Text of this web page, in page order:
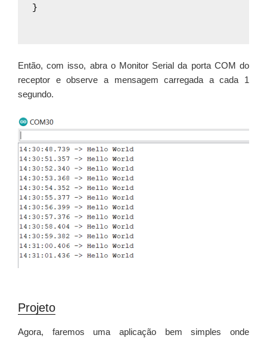
}
Então, com isso, abra o Monitor Serial da porta COM do
receptor e observe a mensagem carregada a cada 1
segundo.
Projeto
Agora, faremos uma aplicação bem simples onde